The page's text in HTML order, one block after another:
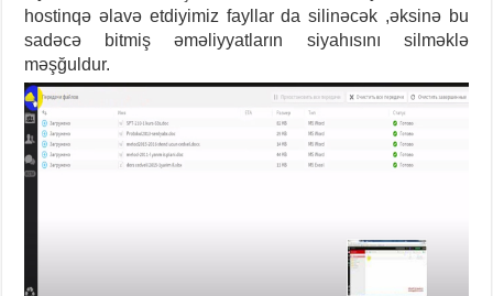
hostinqə əlavə etdiyimiz fayllar da silinəcək ,əksinə bu
sadəcə bitmiş əməliyyatların siyahısını silməklə
məşğuldur.